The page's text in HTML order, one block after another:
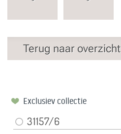
Terug naar overzicht
Exclusiev collectie
31157/6